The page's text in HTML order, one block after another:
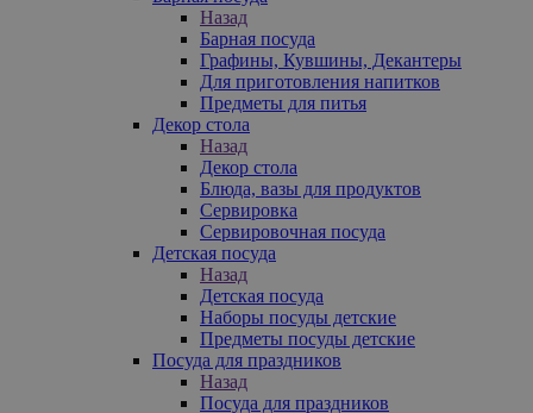
Назад
Барная посуда
Графины, Кувшины, Декантеры
Для приготовления напитков
Предметы для питья
Декор стола
Назад
Декор стола
Блюда, вазы для продуктов
Сервировка
Сервировочная посуда
Детская посуда
Назад
Детская посуда
Наборы посуды детские
Предметы посуды детские
Посуда для праздников
Назад
Посуда для праздников